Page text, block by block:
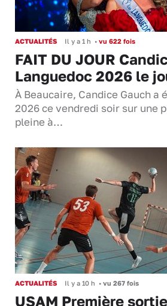
ACTUALITÉS Il y a 1 h • vu 622 fois
FAIT DU JOUR
Languedoc 2026 le
À Beaucaire, Candice Gauch a
2026 ce vendredi soir sur une
pleine à…
ACTUALITÉS Il y a 10 h • vu 267 fois
USAM Première